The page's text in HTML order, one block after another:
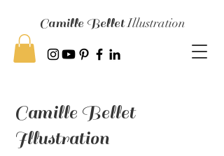
Camille BelletIllustration
Camille Bellet
Illustration